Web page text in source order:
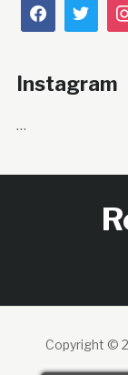
Instagram
…
Copyright ©